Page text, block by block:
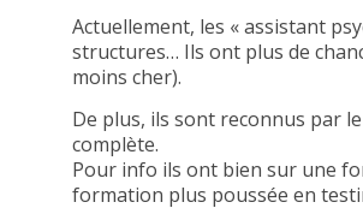
Actuellement, les « assistant
structures… Ils ont plus de
moins cher).
De plus, ils sont reconnus par
complète.
Pour info ils ont bien sur une
formation plus poussée en